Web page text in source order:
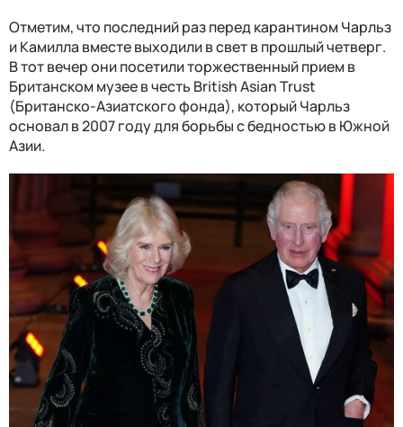
Отметим, что последний раз перед карантином Чарльз
и Камилла вместе выходили в свет в прошлый четверг.
В тот вечер они посетили торжественный прием в
Британском музее в честь British Asian Trust
(Британско-Азиатского фонда), который Чарльз
основал в 2007 году для борьбы с бедностью в Южной
Азии.